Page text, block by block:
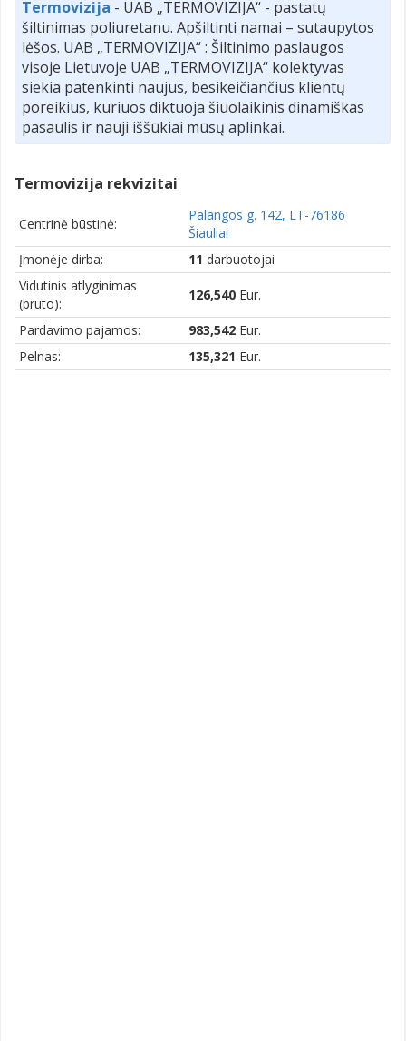
Termovizija - UAB „TERMOVIZIJA“ - pastatų
šiltinimas poliuretanu. Apšiltinti namai – sutaupytos
lėšos. UAB „TERMOVIZIJA“ : Šiltinimo paslaugos
visoje Lietuvoje UAB „TERMOVIZIJA“ kolektyvas
siekia patenkinti naujus, besikeičiančius klientų
poreikius, kuriuos diktuoja šiuolaikinis dinamiškas
pasaulis ir nauji iššūkiai mūsų aplinkai.
Termovizija rekvizitai
Centrinė būstinė:
Palangos g. 142, LT-76186
Šiauliai
Įmonėje dirba:
11 darbuotojai
Vidutinis atlyginimas
(bruto):
126,540 Eur.
Pardavimo pajamos: 983,542 Eur.
Pelnas:
135,321 Eur.